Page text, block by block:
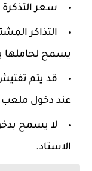
سعر
يسمح لحاملها
قد يتم
عند دخول ملعب
لا يسمح
الاستاد.